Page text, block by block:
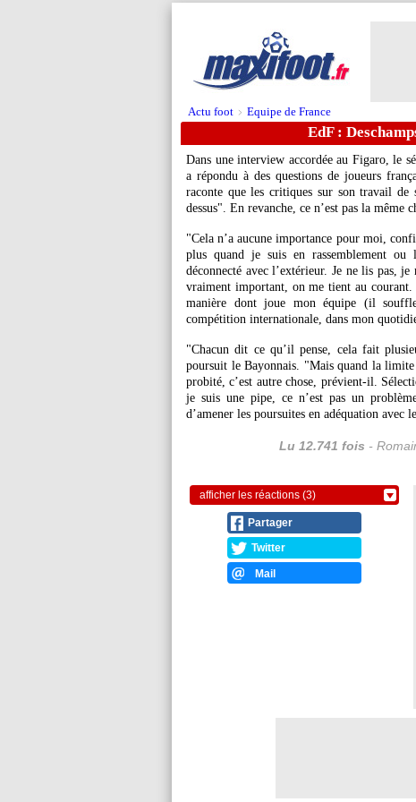
Actu foot > Equipe de France
EdF :
Dans une interview accordée au Figaro, le
a répondu à des questions de joueurs
raconte que les critiques sur son travail
dessus". En revanche, ce n’est pas la même
"Cela n’a aucune importance pour moi,
plus quand je suis en rassemblement ou
déconnecté avec l’extérieur. Je ne lis pas,
vraiment important, on me tient au
manière dont joue mon équipe (il
compétition internationale, dans mon
"Chacun dit ce qu’il pense, cela fait
poursuit le Bayonnais. "Mais quand la limite
probité, c’est autre chose, prévient-il.
je suis une pipe, ce n’est pas un
d’amener les poursuites en adéquation avec
Lu 12.741 fois -
afficher les réactions (3)
Partager
Twitter
Mail